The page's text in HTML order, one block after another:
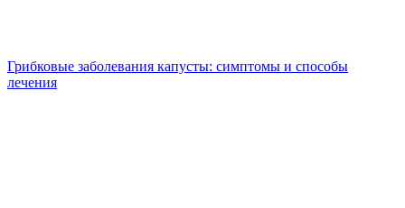
Грибковые заболевания капусты: симптомы и способы
лечения